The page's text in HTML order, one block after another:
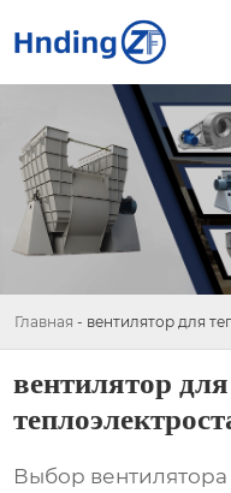
Главная - вентилятор для
вентилятор для
Выбор